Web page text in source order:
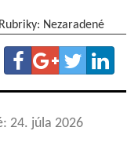
Rubriky: Nezaradené
24. júla 2026